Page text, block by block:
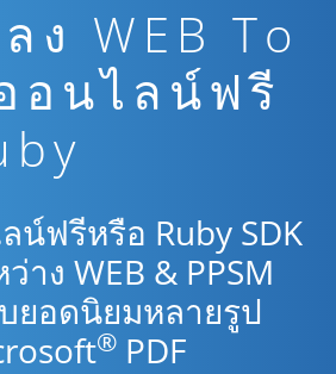
ง WEB To
อนไลน์ฟรี
น์ฟรีหรือ Ruby SDK
าง WEB & PPSM
ยอดนิยมหลายรูป
® PDF